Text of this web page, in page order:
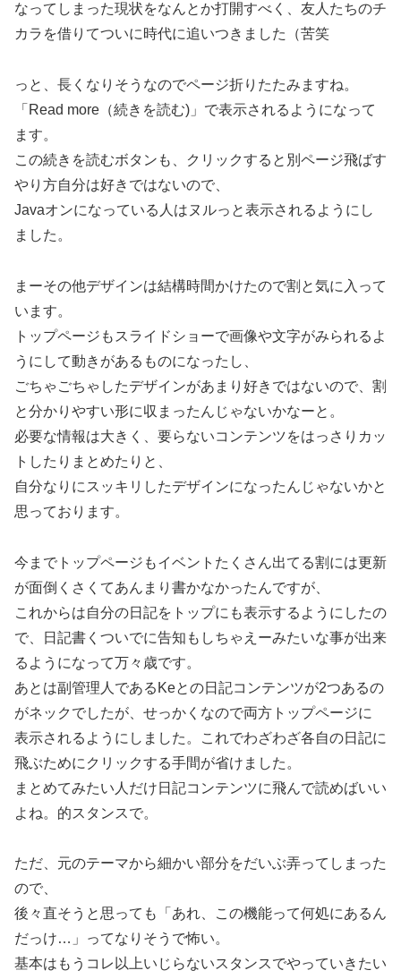
なってしまった現状をなんとか打開すべく、友人たちのチ
カラを借りてついに時代に追いつきました（苦笑
っと、長くなりそうなのでページ折りたたみますね。
「Read more（続きを読む)」で表示されるようになって
ます。
この続きを読むボタンも、クリックすると別ページ飛ばす
やり方自分は好きではないので、
Javaオンになっている人はヌルっと表示されるようにし
ました。
まーその他デザインは結構時間かけたので割と気に入って
います。
トップページもスライドショーで画像や文字がみられるよ
うにして動きがあるものになったし、
ごちゃごちゃしたデザインがあまり好きではないので、割
と分かりやすい形に収まったんじゃないかなーと。
必要な情報は大きく、要らないコンテンツをはっさりカッ
トしたりまとめたりと、
自分なりにスッキリしたデザインになったんじゃないかと
思っております。
今までトップページもイベントたくさん出てる割には更新
が面倒くさくてあんまり書かなかったんですが、
これからは自分の日記をトップにも表示するようにしたの
で、日記書くついでに告知もしちゃえーみたいな事が出来
るようになって万々歳です。
あとは副管理人であるKeとの日記コンテンツが2つあるの
がネックでしたが、せっかくなので両方トップページに
表示されるようにしました。これでわざわざ各自の日記に
飛ぶためにクリックする手間が省けました。
まとめてみたい人だけ日記コンテンツに飛んで読めばいい
よね。的スタンスで。
ただ、元のテーマから細かい部分をだいぶ弄ってしまった
ので、
後々直そうと思っても「あれ、この機能って何処にあるん
だっけ…」ってなりそうで怖い。
基本はもうコレ以上いじらないスタンスでやっていきたい